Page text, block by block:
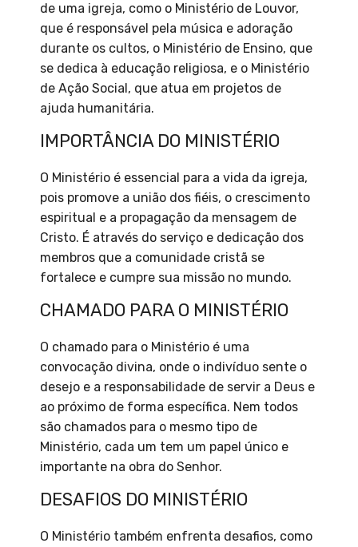
de uma igreja, como o Ministério de Louvor,
que é responsável pela música e adoração
durante os cultos, o Ministério de Ensino, que
se dedica à educação religiosa, e o Ministério
de Ação Social, que atua em projetos de
ajuda humanitária.
IMPORTÂNCIA DO MINISTÉRIO
O Ministério é essencial para a vida da igreja,
pois promove a união dos fiéis, o crescimento
espiritual e a propagação da mensagem de
Cristo. É através do serviço e dedicação dos
membros que a comunidade cristã se
fortalece e cumpre sua missão no mundo.
CHAMADO PARA O MINISTÉRIO
O chamado para o Ministério é uma
convocação divina, onde o indivíduo sente o
desejo e a responsabilidade de servir a Deus e
ao próximo de forma específica. Nem todos
são chamados para o mesmo tipo de
Ministério, cada um tem um papel único e
importante na obra do Senhor.
DESAFIOS DO MINISTÉRIO
O Ministério também enfrenta desafios, como